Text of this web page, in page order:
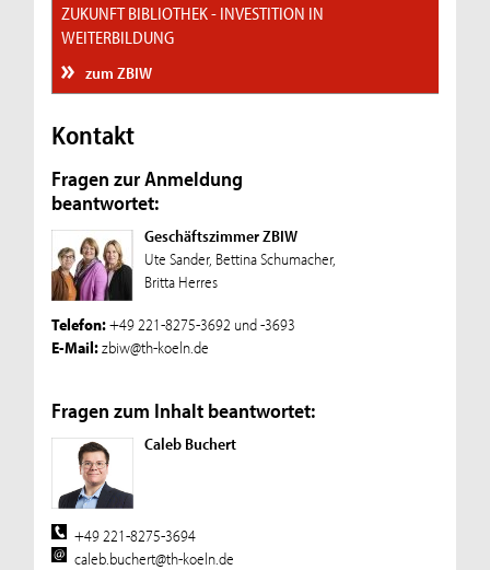
ZUKUNFT BIBLIOTHEK - INVESTITION IN
WEITERBILDUNG
zum ZBIW
Kontakt
Fragen zur Anmeldung
beantwortet:
Geschäftszimmer ZBIW
Ute Sander, Bettina Schumacher,
Britta Herres
Telefon:+49 221-8275-3692 und -3693
E-Mail:zbiw@th-koeln.de
Fragen zum Inhalt beantwortet:
Caleb Buchert
+49 221-8275-3694
caleb.buchert@th-koeln.de